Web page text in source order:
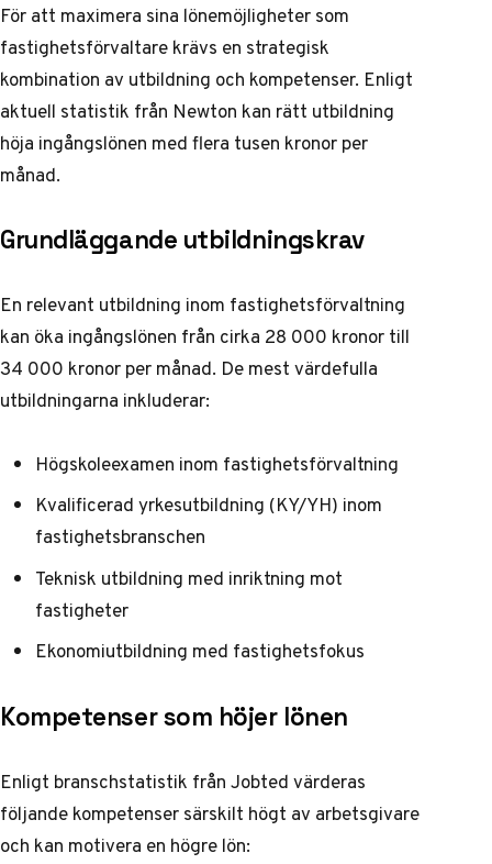
För att maximera sina lönemöjligheter som
fastighetsförvaltare krävs en strategisk
kombination av utbildning och kompetenser. Enligt
aktuell statistik från Newton kan rätt utbildning
höja ingångslönen med flera tusen kronor per
månad.
Grundläggande utbildningskrav
En relevant utbildning inom fastighetsförvaltning
kan öka ingångslönen från cirka 28 000 kronor till
34 000 kronor per månad. De mest värdefulla
utbildningarna inkluderar:
Högskoleexamen inom fastighetsförvaltning
Kvalificerad yrkesutbildning (KY/YH) inom
fastighetsbranschen
Teknisk utbildning med inriktning mot
fastigheter
Ekonomiutbildning med fastighetsfokus
Kompetenser som höjer lönen
Enligt branschstatistik från Jobtedvärderas
följande kompetenser särskilt högt av arbetsgivare
och kan motivera en högre lön: